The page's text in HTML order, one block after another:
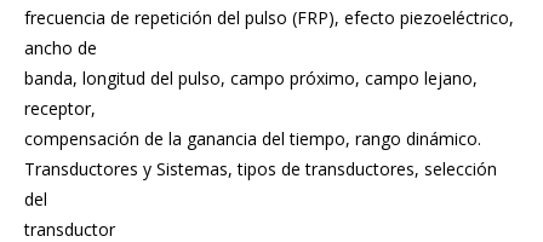
frecuencia de repetición del pulso (FRP), efecto piezoeléctrico,
ancho de
banda, longitud del pulso, campo próximo, campo lejano,
receptor,
compensación de la ganancia del tiempo, rango dinámico.
Transductores y Sistemas, tipos de transductores, selección
del
transductor